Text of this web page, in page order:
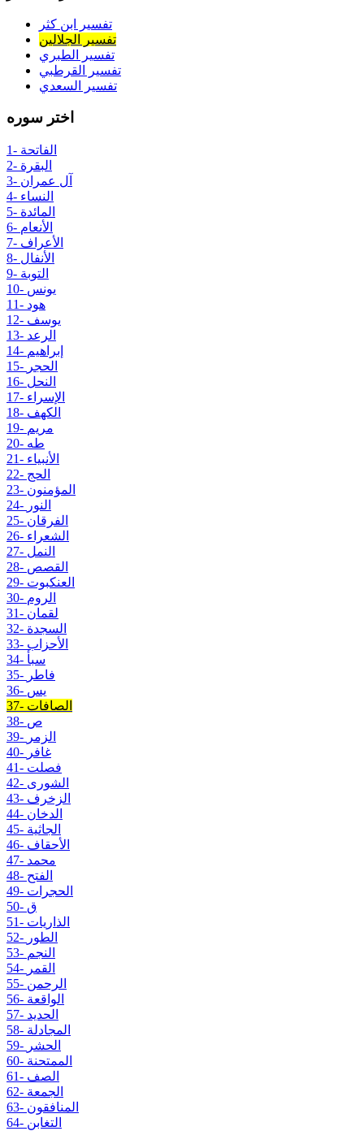
تفسير ابن كثر
تفسير الجلالين
تفسير الطبري
تفسير القرطبي
تفسير السعدي
اختر سوره
1- الفاتحة
2- البقرة
3- آل عمران
4- النساء
5- المائدة
6- الأنعام
7- الأعراف
8- الأنفال
9- التوبة
10- يونس
11- هود
12- يوسف
13- الرعد
14- إبراهيم
15- الحجر
16- النحل
17- الإسراء
18- الكهف
19- مريم
20- طه
21- الأنبياء
22- الحج
23- المؤمنون
24- النور
25- الفرقان
26- الشعراء
27- النمل
28- القصص
29- العنكبوت
30- الروم
31- لقمان
32- السجدة
33- الأحزاب
34- سبأ
35- فاطر
36- يس
37- الصافات
38- ص
39- الزمر
40- غافر
41- فصلت
42- الشورى
43- الزخرف
44- الدخان
45- الجاثية
46- الأحقاف
47- محمد
48- الفتح
49- الحجرات
50- ق
51- الذاريات
52- الطور
53- النجم
54- القمر
55- الرحمن
56- الواقعة
57- الحديد
58- المجادلة
59- الحشر
60- الممتحنة
61- الصف
62- الجمعة
63- المنافقون
64- التغابن